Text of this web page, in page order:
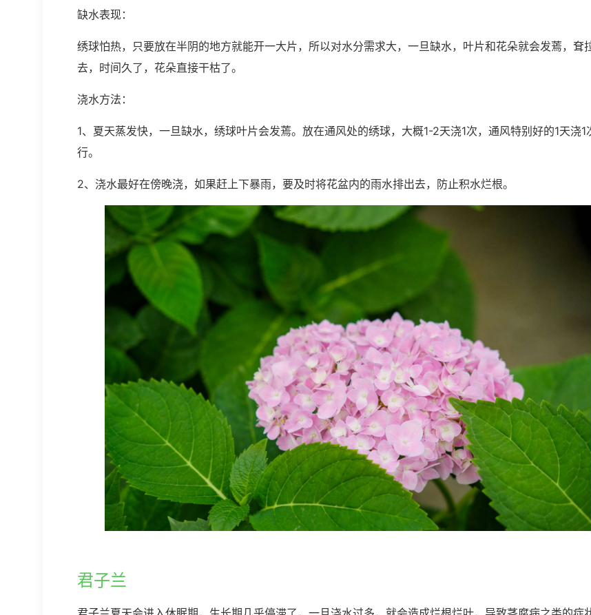
缺水表现：
绣球怕热，只要放在半阴的地方就能开一大片，所以对水分需求大，一旦缺水，叶片和花朵就会发蔫，耷
去，时间久了，花朵直接干枯了。
浇水方法：
1、夏天蒸发快，一旦缺水，绣球叶片会发蔫。放在通风处的绣球，大概1-2天浇1次，通风特别好的1天浇1
行。
2、浇水最好在傍晚浇，如果赶上下暴雨，要及时将花盆内的雨水排出去，防止积水烂根。
君子兰